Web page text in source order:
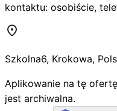
kontaktu: osobiście,
Szkolna6, Krokowa,
Aplikowanie na tę
jest archiwalna.